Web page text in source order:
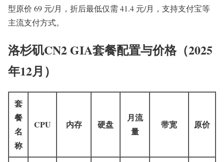
型原价 69 元/月，折后最低仅需 41.4 元/月，支持支付宝等
主流支付方式。
洛杉矶CN2 GIA套餐配置与价格（2025
年12月）
套
餐
名
称
CPU 内存 硬盘
月流
量
带宽 原价